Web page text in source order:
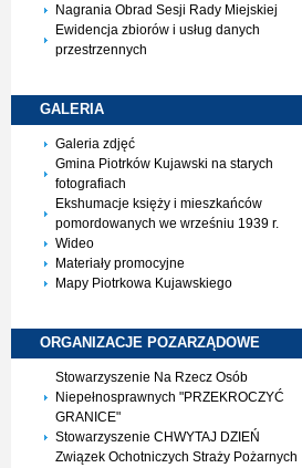
Nagrania Obrad Sesji Rady Miejskiej
Ewidencja zbiorów i usług danych
przestrzennych
GALERIA
Galeria zdjęć
Gmina Piotrków Kujawski na starych
fotografiach
Ekshumacje księży i mieszkańców
pomordowanych we wrześniu 1939 r.
Wideo
Materiały promocyjne
Mapy Piotrkowa Kujawskiego
ORGANIZACJE POZARZĄDOWE
Stowarzyszenie Na Rzecz Osób
Niepełnosprawnych "PRZEKROCZYĆ
GRANICE"
Stowarzyszenie CHWYTAJ DZIEŃ
Związek Ochotniczych Straży Pożarnych